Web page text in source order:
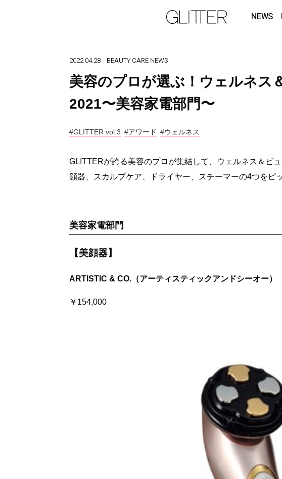
NEWS
2022.04.28 BEAUTY CARE NEWS
美容のプロが選ぶ！ウェルネス
2021〜美容家電部門〜
#GLITTER vol.3 #アワード #ウェルネス
GLITTERが誇る美容のプロが集結して、ウェルネス＆ビ
顔器、スカルプケア、ドライヤー、スチーマーの4つをピ
美容家電部門
【美顔器】
ARTISTIC & CO.（アーティスティックアンドシーオー
￥154,000